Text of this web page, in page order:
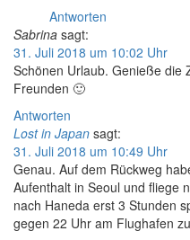
Antworten
Sabrina sagt:
31. Juli 2018 um 10:02 Uhr
Schönen Urlaub. Genieße die
Freunden 🙂
Antworten
Lost in Japan sagt:
31. Juli 2018 um 10:49 Uhr
Genau. Auf dem Rückweg
Aufenthalt in Seoul und fliege
nach Haneda erst 3 Stunden
gegen 22 Uhr am Flughafen